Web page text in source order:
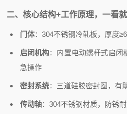
二、核心结构+工作原理，一看
门体：304不锈钢冷轧板，厚度
启闭机构：内置电动螺杆式启闭
急操作
密封系统：三道硅胶密封圈，有
传动轴：304不锈钢材质，防锈